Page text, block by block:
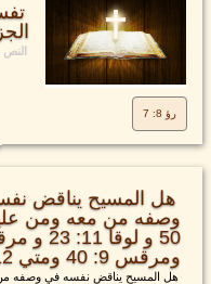
رؤ 8: 7
هل المسيح يناقض
ومرقس 9: 40 ومتي 12: 37
هل المسيح يناقض نفسه في وصفه